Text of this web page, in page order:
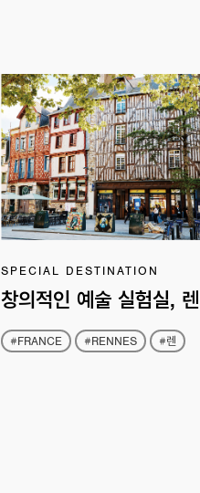
SPECIAL DESTINATION
창의적인 예술 실험실, 렌
#FRANCE #RENNES #렌